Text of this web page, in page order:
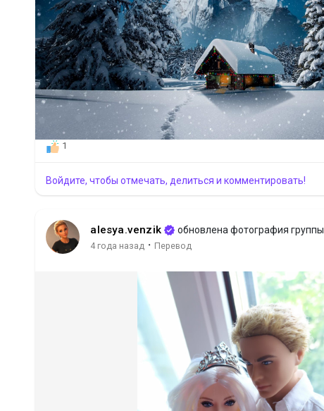
1
Войдите, чтобы отмечать, делиться и комментировать!
alesya.venzik обновлена фотография группы
4 года назад · Перевод